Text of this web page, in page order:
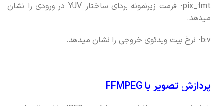
pix_fmt- فرمت زیرنمونه بردای ساختار YUV در ورودی را نشان
میدهد.
b:v- نرخ بیت ویدئوی خروجی را نشان میدهد.
پردازش تصویر با FFMPEG